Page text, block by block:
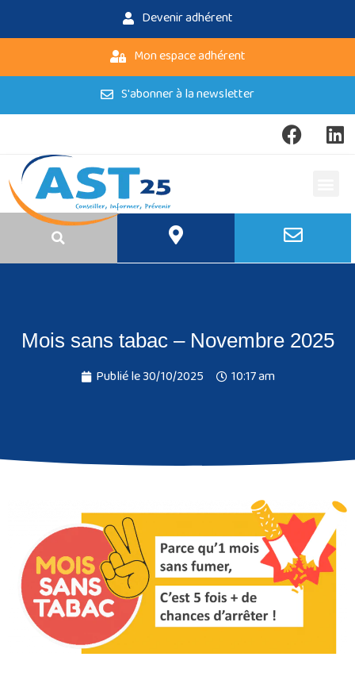
Devenir adhérent
Mon espace adhérent
S'abonner à la newsletter
Mois sans tabac – Novembre 2025
Publié le30/10/2025 10:17 am